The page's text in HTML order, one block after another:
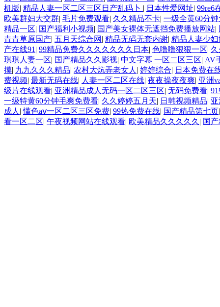
机版| 精品人妻一区二区三区日产乱码卜 | 日本性爱网址| 99re6
欧美群妇大交群| 毛片免费观看| 久久精品不卡| 一级全黄60分
精品一区| 国产福利小视频| 国产美女裸体无遮挡免费播放网站|
青青草原国产| 五月天综合网 | 精品无码无套内谢| 精品人妻少妇
产在线91 | 99精品免费久久久久久久久日本| 色噜噜狠狠一区|
琪琪人妻一区| 国产精品久久影视| 中文字幕 一区二区三区| AV
摸| 九九久久久精品| 农村大炕弄老女人 | 婷婷综合| 日本免费在
费视频| 最新无码在线| 人妻一区二区在线| 夜夜操夜夜爽| 亚洲
级片在线观看| 亚洲精品成人无码一区二区三区| 无码免费看|
一级特黄60分钟毛爽免费看| 久久婷婷五月天| 日韩视频精品|
成人 |懂色aⅴ一区二区三区免费| 99热免费在线| 国产精品第七页
看一区二区| 午夜视频网站在线观看| 欧美精品久久久久久 | 国